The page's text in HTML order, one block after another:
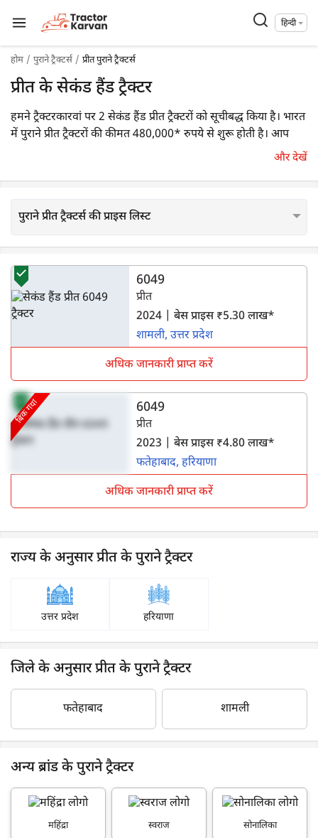
हिन्दी
होम पुराने ट्रैक्टर्स प्रीत पुराने ट्रैक्टर्स
प्रीत के सेकंड हैंड ट्रैक्टर
हमने ट्रैक्टरकारवां पर 2 सेकंड हैंड प्रीत ट्रैक्टरों को सूचीबद्ध किया है। भारत
में पुराने प्रीत ट्रैक्टरों की कीमत 480,000* रुपये से शुरू होती है। आप
सेकंड हैंडऔर देखें
पुराने प्रीत ट्रैक्टर्स की प्राइस लिस्ट
6049
प्रीत
2024 | बेस प्राइस ₹5.30 लाख*
शामली, उत्तर प्रदेश
अधिक जानकारी प्राप्त करें
बिक गया 6049
प्रीत
2023 | बेस प्राइस ₹4.80 लाख*
फतेहाबाद, हरियाणा
अधिक जानकारी प्राप्त करें
राज्य के अनुसार प्रीत के पुराने ट्रैक्टर
उत्तर प्रदेश हरियाणा
जिले के अनुसार प्रीत के पुराने ट्रैक्टर
फतेहाबाद शामली
अन्य ब्रांड के पुराने ट्रैक्टर
महिंद्रा स्वराज सोनालिका